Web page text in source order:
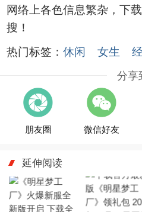
网络上各色信息繁杂，下
搜！
热门标签：休闲 女生
分享
朋友圈 微信好友
延伸阅读